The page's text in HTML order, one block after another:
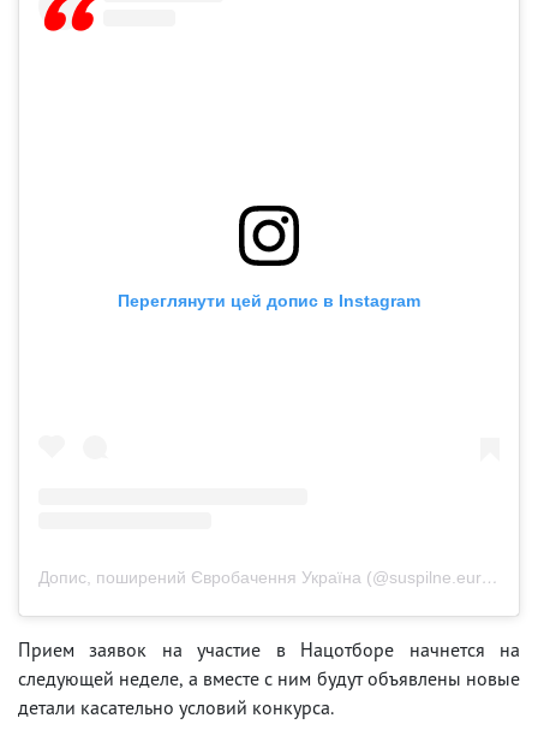
Переглянути цей допис в Instagram
Допис, поширений Євробачення Україна (@suspilne.eurovision)
Прием заявок на участие в Нацотборе начнется на
следующей неделе, а вместе с ним будут объявлены новые
детали касательно условий конкурса.